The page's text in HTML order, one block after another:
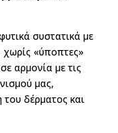
συστατικά με
χωρίς «ύποπτες»
αρμονία με τις
μας,
δέρματος και